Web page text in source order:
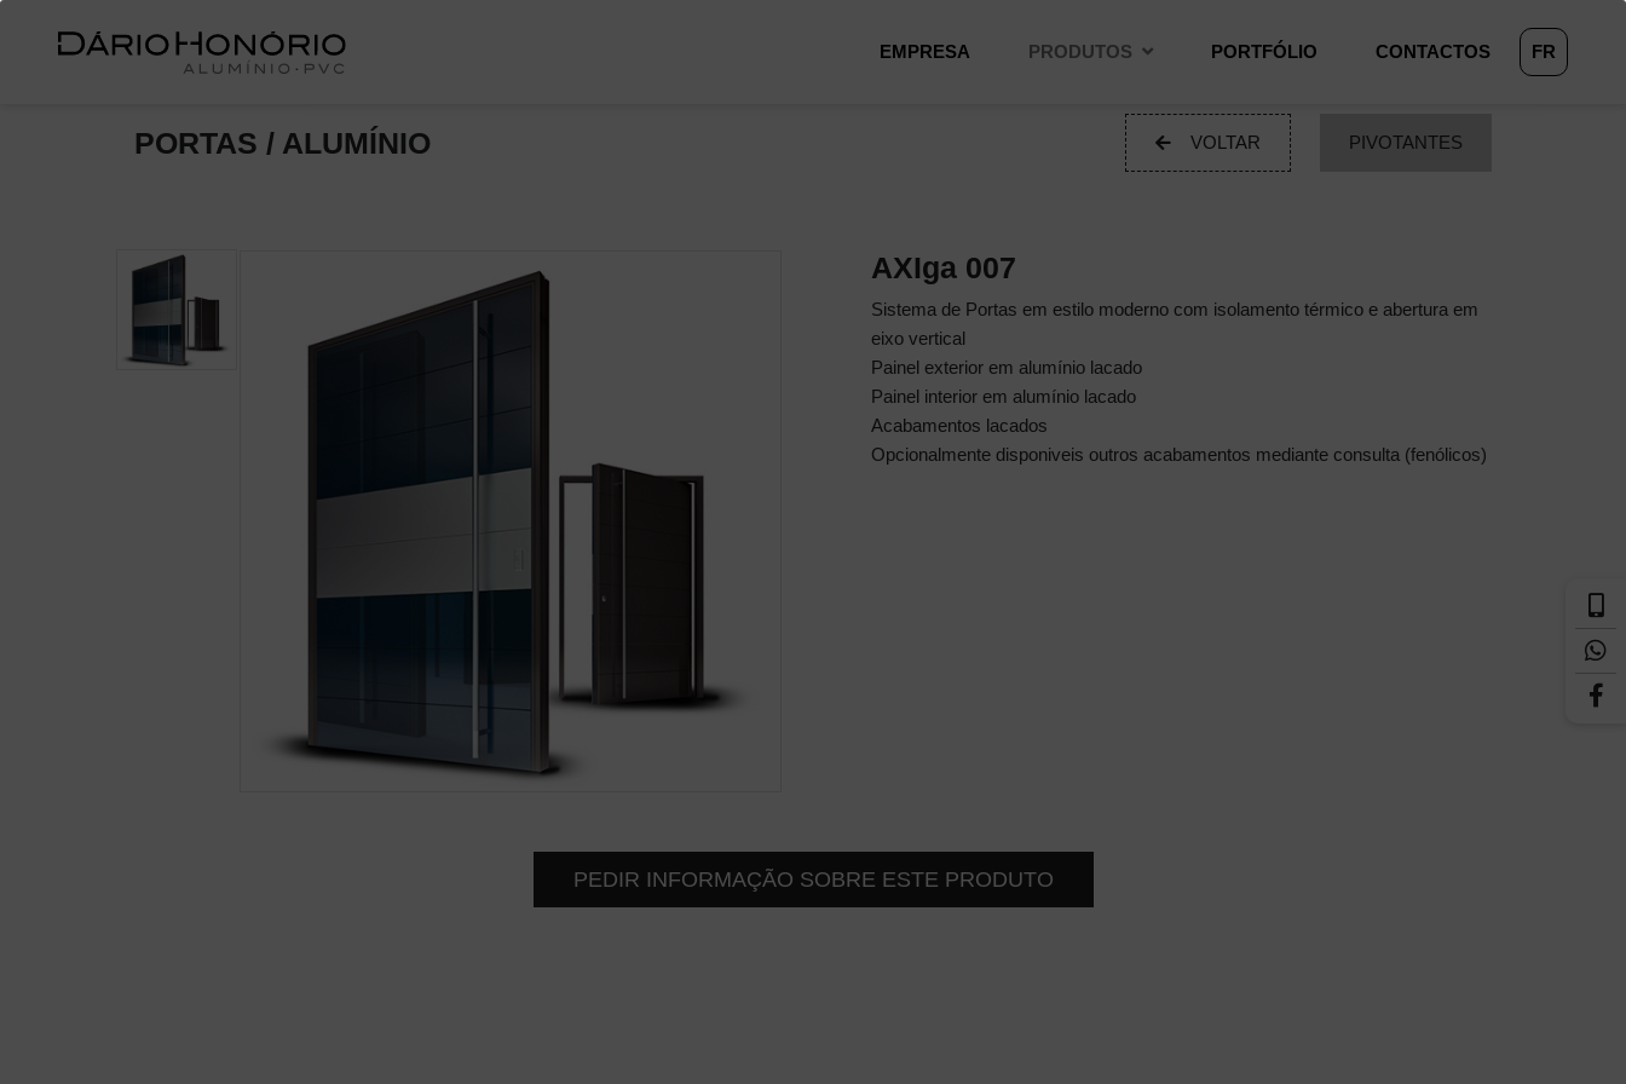
EMPRESA PRODUTOS PORTFÓLIO CONTACTOS FR
PORTAS / ALUMÍNIO VOLTAR PIVOTANTES
AXIga 007
Sistema de Portas em estilo moderno com isolamento térmico e abertura em
eixo vertical
Painel exterior em alumínio lacado
Painel interior em alumínio lacado
Acabamentos lacados
Opcionalmente disponiveis outros acabamentos mediante consulta (fenólicos)
PEDIR INFORMAÇÃO SOBRE ESTE PRODUTO